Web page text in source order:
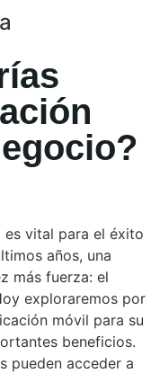
es vital para el éxito
años, una
más fuerza: el
exploraremos por
móvil para su
beneficios.
pueden acceder a